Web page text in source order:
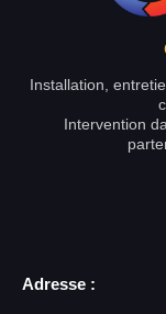
Installation,
Intervention
Adresse :